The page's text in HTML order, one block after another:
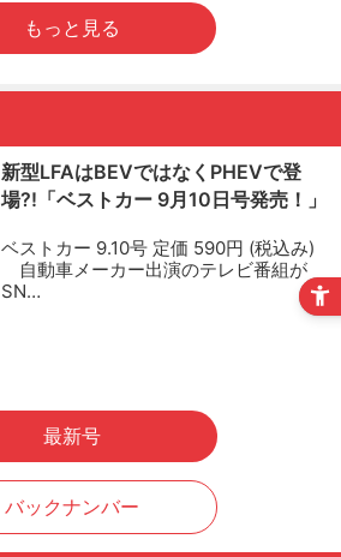
もっと見る
新型LFAはBEVではなくPHEVで登
場?!「ベストカー 9月10日号発売！」
ベストカー 9.10号 定価 590円 (税込み)
自動車メーカー出演のテレビ番組が
SN…
最新号
バックナンバー